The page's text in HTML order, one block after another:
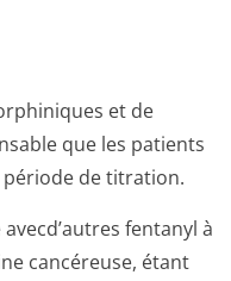
et de
que les patients
de titration.
fentanyl à
cancéreuse, étant